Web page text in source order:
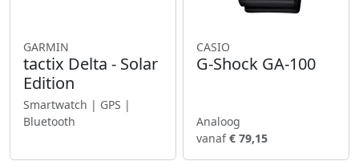
GARMIN
tactix Delta - Solar
Edition
Smartwatch | GPS |
Bluetooth
CASIO
G-Shock GA-100
Analoog
vanaf€ 79,15